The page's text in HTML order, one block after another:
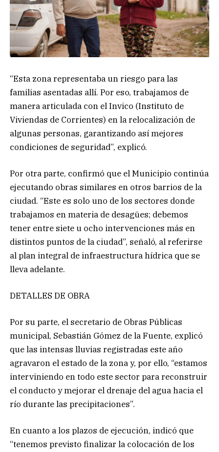
“Esta zona representaba un riesgo para las
familias asentadas allí. Por eso, trabajamos de
manera articulada con el Invico (Instituto de
Viviendas de Corrientes) en la relocalización de
algunas personas, garantizando así mejores
condiciones de seguridad”, explicó.
Por otra parte, confirmó que el Municipio continúa
ejecutando obras similares en otros barrios de la
ciudad. “Este es solo uno de los sectores donde
trabajamos en materia de desagües; debemos
tener entre siete u ocho intervenciones más en
distintos puntos de la ciudad”, señaló, al referirse
al plan integral de infraestructura hídrica que se
lleva adelante.
DETALLES DE OBRA
Por su parte, el secretario de Obras Públicas
municipal, Sebastián Gómez de la Fuente, explicó
que las intensas lluvias registradas este año
agravaron el estado de la zona y, por ello, “estamos
interviniendo en todo este sector para reconstruir
el conducto y mejorar el drenaje del agua hacia el
río durante las precipitaciones”.
En cuanto a los plazos de ejecución, indicó que
“tenemos previsto finalizar la colocación de los